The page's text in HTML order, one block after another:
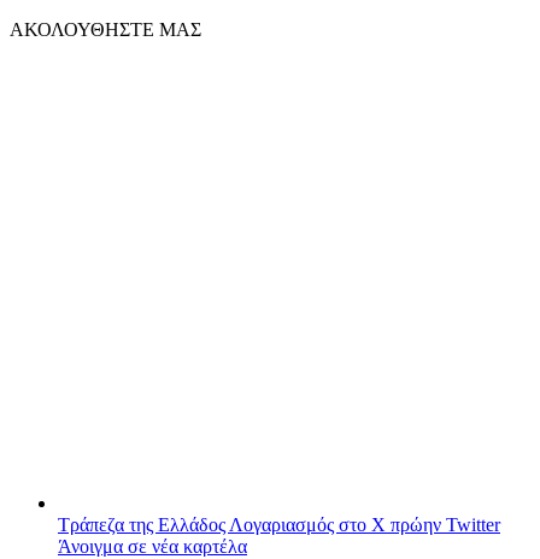
ΑΚΟΛΟΥΘΗΣΤΕ ΜΑΣ
Τράπεζα της Ελλάδος Λογαριασμός στο X πρώην Twitter
Άνοιγμα σε νέα καρτέλα